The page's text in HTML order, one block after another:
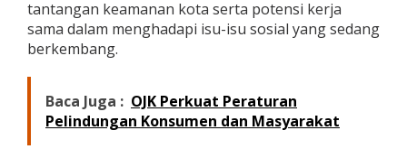
o
r
a
tantangan keamanan kota serta potensi kerja
sama dalam menghadapi isu-isu sosial yang sedang
berkembang.
Baca Juga : OJK Perkuat Peraturan
Pelindungan Konsumen dan Masyarakat